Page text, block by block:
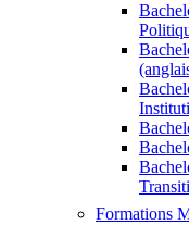
Formations